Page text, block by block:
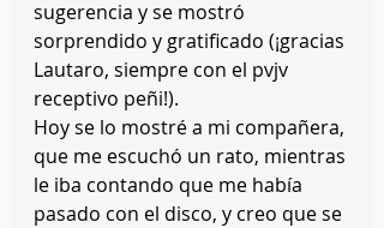
sugerencia y se mostró
sorprendido y gratificado (¡gracias
Lautaro, siempre con el pvjv
receptivo peñi!).
Hoy se lo mostré a mi compañera,
que me escuchó un rato, mientras
le iba contando que me había
pasado con el disco, y creo que se